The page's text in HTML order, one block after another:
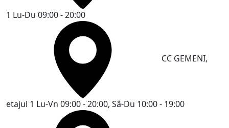
1 Lu-Du 09:00 - 20:00
CC GEMENI,
etajul 1 Lu-Vn 09:00 - 20:00, Sâ-Du 10:00 - 19:00